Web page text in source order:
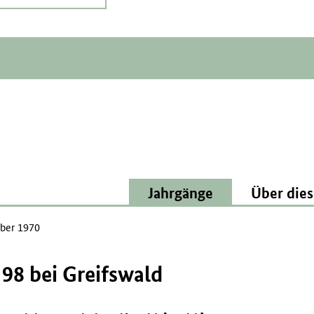
Jahrgänge Über
1970
bei Greifswald